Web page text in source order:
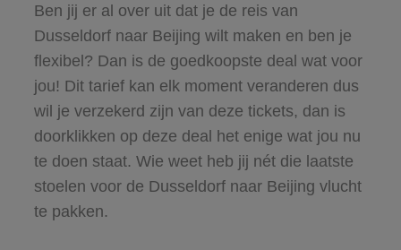
Ben jij er al over uit dat je de reis van
Dusseldorf naar Beijing wilt maken en ben je
flexibel? Dan is de goedkoopste deal wat voor
jou! Dit tarief kan elk moment veranderen dus
wil je verzekerd zijn van deze tickets, dan is
doorklikken op deze deal het enige wat jou nu
te doen staat. Wie weet heb jij nét die laatste
stoelen voor de Dusseldorf naar Beijing vlucht
te pakken.